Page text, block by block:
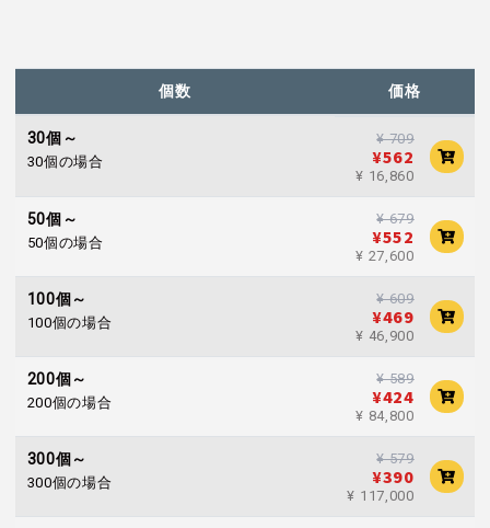
個数 価格
30個～
30個の場合
¥ 709
¥562
¥ 16,860
50個～
50個の場合
¥ 679
¥552
¥ 27,600
100個～
100個の場合
¥ 609
¥469
¥ 46,900
200個～
200個の場合
¥ 589
¥424
¥ 84,800
300個～
300個の場合
¥ 579
¥390
¥ 117,000